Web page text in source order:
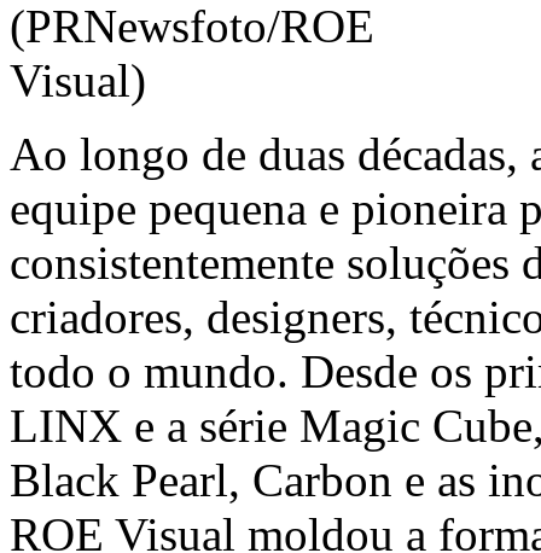
Ao longo de duas décadas,
equipe pequena e pioneira
consistentemente soluções
criadores, designers,
todo o mundo. Desde os
LINX e a série Magic
Black Pearl, Carbon e as
ROE Visual moldou a